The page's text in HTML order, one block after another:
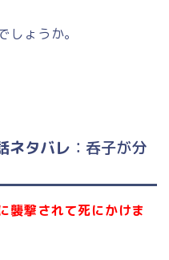
ょうか。
ネタバレ ：呑子が分
襲撃されて死にかけま